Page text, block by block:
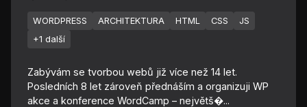
WORDPRESS ARCHITEKTURA HTML CSS
JS
+1 další
Zabývám se tvorbou webů již více než 14 let.
Posledních 8 let zároveň přednáším a organizuji WP
akce a konference WordCamp – největš�...